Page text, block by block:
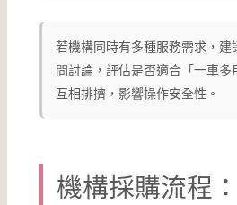
若機構同時有多種服務需求，建
問討論，評估是否適合「一車多
互相排擠，影響操作安全性。
機構採購流程